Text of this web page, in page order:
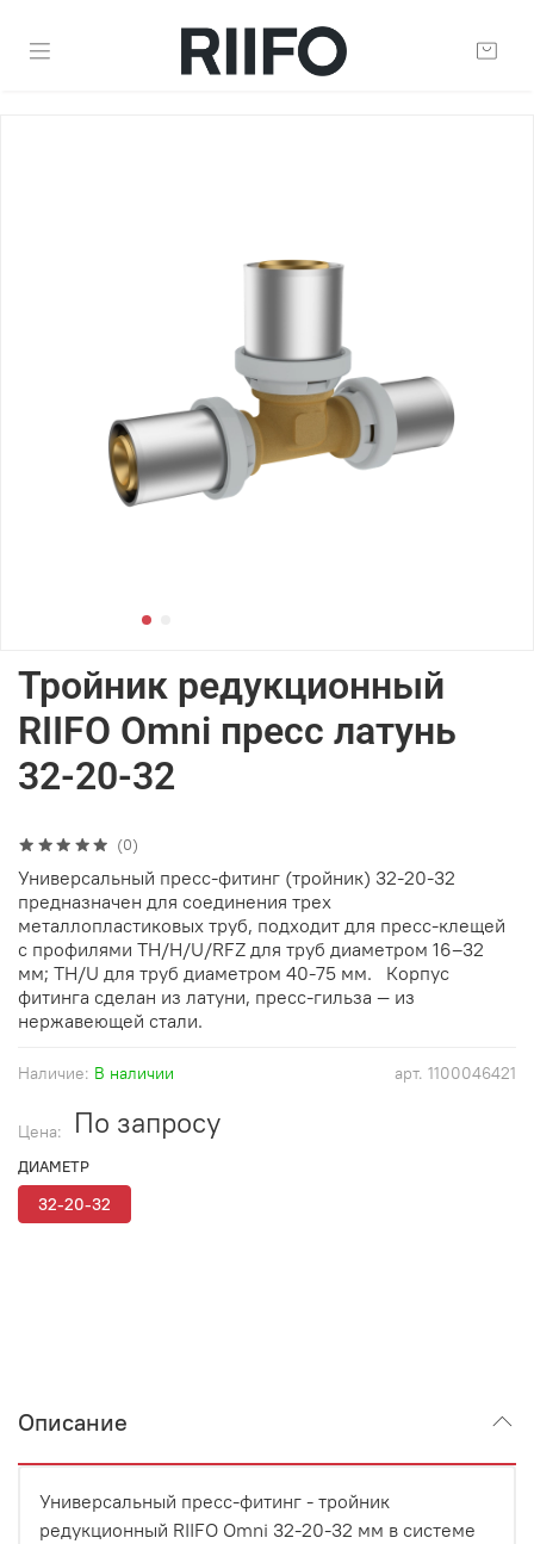
(0)
арт. 1100046421
Наличие: В наличии
Тройник редукционный
RIIFO Omni пресс латунь
32-20-32
Цена: По запросу
ДИАМЕТР
32-20-32
Универсальный пресс-фитинг (тройник) 32-20-32
предназначен для соединения трех
металлопластиковых труб, подходит для пресс-клещей
с профилями TH/H/U/RFZ для труб диаметром 16–32
мм; TH/U для труб диаметром 40-75 мм. Корпус
фитинга сделан из латуни, пресс-гильза — из
нержавеющей стали.
Описание
Универсальный пресс-фитинг - тройник
редукционный RIIFO Omni 32-20-32 мм в системе